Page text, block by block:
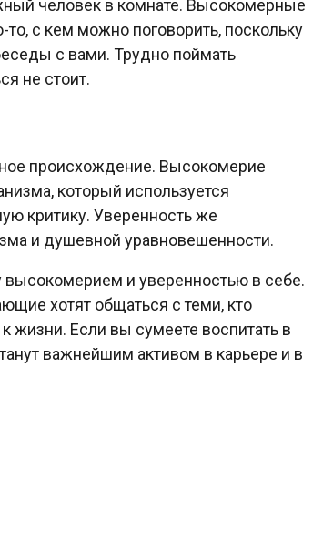
человек в комнате. Высокомерные
с кем можно поговорить, поскольку
с вами. Трудно поймать
не стоит.
происхождение. Высокомерие
который используется
критику. Уверенность же
и душевной уравновешенности.
высокомерием и уверенностью в себе.
хотят общаться с теми, кто
жизни. Если вы сумеете воспитать в
важнейшим активом в карьере и в